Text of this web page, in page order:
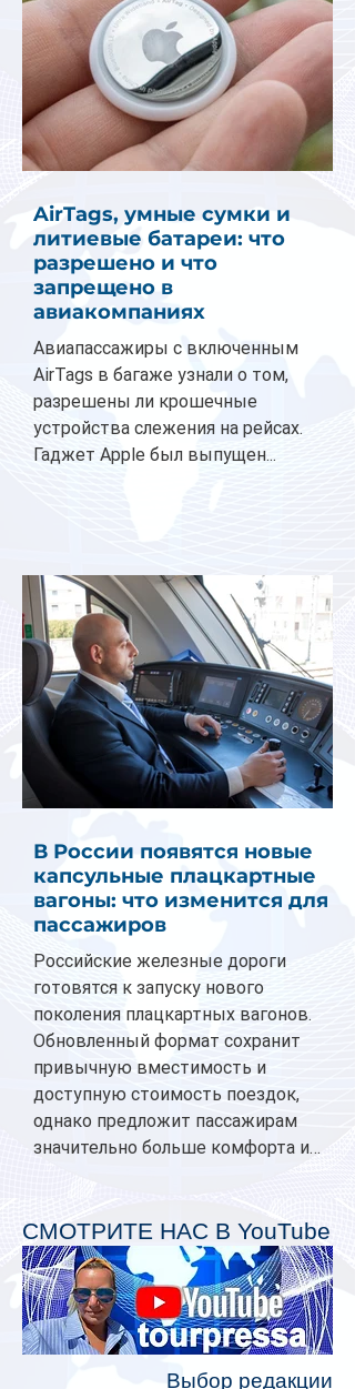
AirTags, умные сумки и
литиевые батареи: что
разрешено и что
запрещено в
авиакомпаниях
Авиапассажиры с включенным
AirTags в багаже узнали о том,
разрешены ли крошечные
устройства слежения на рейсах.
Гаджет Apple был выпущен...
В России появятся новые
капсульные плацкартные
вагоны: что изменится для
пассажиров
Российские железные дороги
готовятся к запуску нового
поколения плацкартных вагонов.
Обновленный формат сохранит
привычную вместимость и
доступную стоимость поездок,
однако предложит пассажирам
значительно больше комфорта и
планируется начать в 2027 году.
Одним из главных нововведений
станут индивидуальные шторки у
каждого спального места. Они
позволят пассажирам закрыть свою
полку во время сна или отдыха,
СМОТРИТЕ НАС В YouTube
Выбор редакции